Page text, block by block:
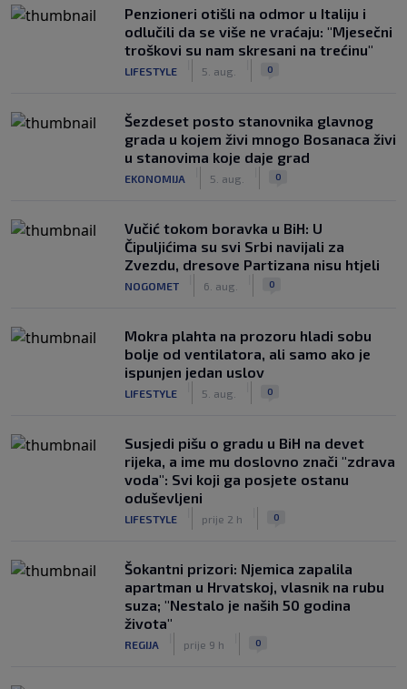
Penzioneri otišli na odmor u Italiju i
odlučili da se više ne vraćaju: "Mjesečni
troškovi su nam skresani na trećinu"
LIFESTYLE 5. aug. 0
Šezdeset posto stanovnika glavnog
grada u kojem živi mnogo Bosanaca živi
u stanovima koje daje grad
EKONOMIJA 5. aug. 0
Vučić tokom boravka u BiH: U
Čipuljićima su svi Srbi navijali za
Zvezdu, dresove Partizana nisu htjeli
NOGOMET 6. aug. 0
Mokra plahta na prozoru hladi sobu
bolje od ventilatora, ali samo ako je
ispunjen jedan uslov
LIFESTYLE 5. aug. 0
Susjedi pišu o gradu u BiH na devet
rijeka, a ime mu doslovno znači "zdrava
voda": Svi koji ga posjete ostanu
oduševljeni
LIFESTYLE prije 2 h 0
Šokantni prizori: Njemica zapalila
apartman u Hrvatskoj, vlasnik na rubu
suza; "Nestalo je naših 50 godina
života"
REGIJA prije 9 h 0